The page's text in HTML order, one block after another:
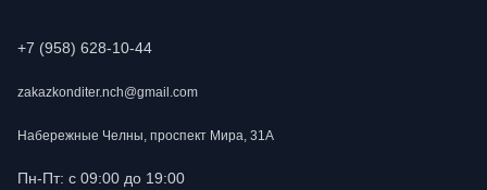
+7 (958) 628-10-44
zakazkonditer.nch@gmail.com
Набережные Челны, проспект Мира, 31А
Пн-Пт: с 09:00 до 19:00